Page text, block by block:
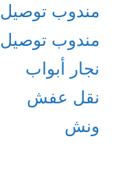
مندوب توصيل
مندوب توصيل
نجار أبواب
نقل عفش
ونش